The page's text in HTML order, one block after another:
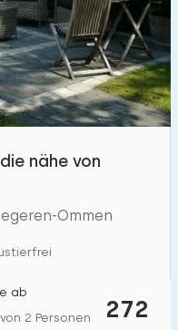
nähe von
Ommen
272
ab
2 Personen